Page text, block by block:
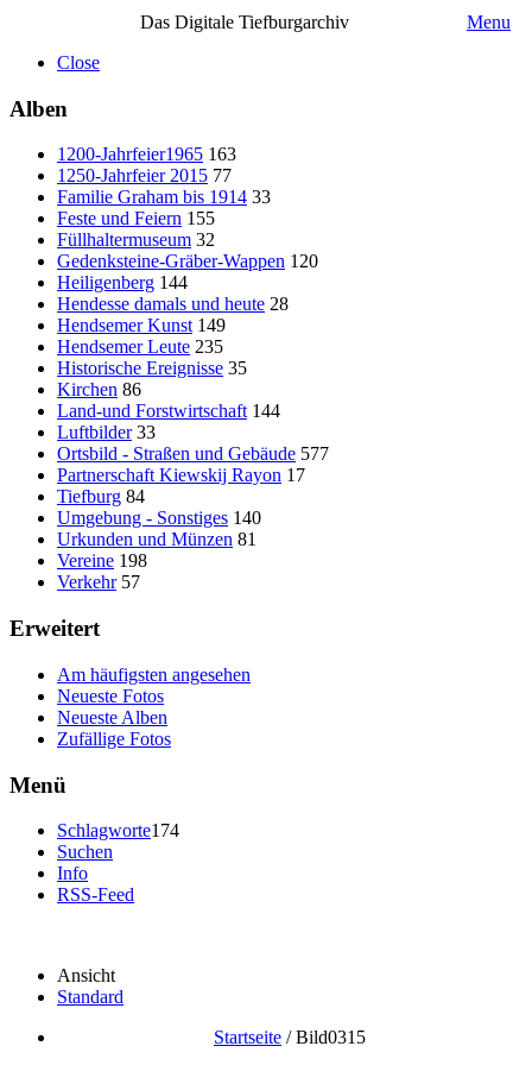
Das Digitale Tiefburgarchiv
Menu
Close
Alben
1200-Jahrfeier1965 163
1250-Jahrfeier 2015 77
Familie Graham bis 1914 33
Feste und Feiern 155
Füllhaltermuseum 32
Gedenksteine-Gräber-Wappen 120
Heiligenberg 144
Hendesse damals und heute 28
Hendsemer Kunst 149
Hendsemer Leute 235
Historische Ereignisse 35
Kirchen 86
Land-und Forstwirtschaft 144
Luftbilder 33
Ortsbild - Straßen und Gebäude 577
Partnerschaft Kiewskij Rayon 17
Tiefburg 84
Umgebung - Sonstiges 140
Urkunden und Münzen 81
Vereine 198
Verkehr 57
Erweitert
Am häufigsten angesehen
Neueste Fotos
Neueste Alben
Zufällige Fotos
Menü
Schlagworte174
Suchen
Info
RSS-Feed
Ansicht
Standard
Startseite /Bild0315